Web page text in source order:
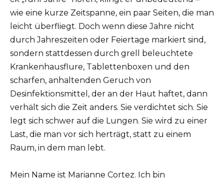
wie eine kurze Zeitspanne, ein paar Seiten, die man
leicht überfliegt. Doch wenn diese Jahre nicht
durch Jahreszeiten oder Feiertage markiert sind,
sondern stattdessen durch grell beleuchtete
Krankenhausflure, Tablettenboxen und den
scharfen, anhaltenden Geruch von
Desinfektionsmittel, der an der Haut haftet, dann
verhält sich die Zeit anders. Sie verdichtet sich. Sie
legt sich schwer auf die Lungen. Sie wird zu einer
Last, die man vor sich herträgt, statt zu einem
Raum, in dem man lebt.
Mein Name ist Marianne Cortez. Ich bin